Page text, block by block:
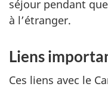
séjour pendant
à l’étranger.
Liens
Ces liens avec le